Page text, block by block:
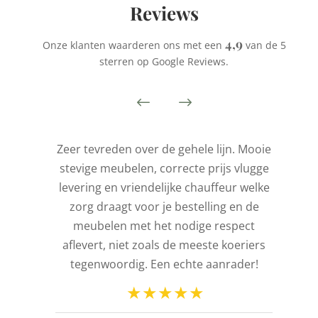
Reviews
Onze klanten waarderen ons met een 4,9van de 5
sterren op Google Reviews.
Zeer tevreden over de gehele lijn. Mooie
stevige meubelen, correcte prijs vlugge
levering en vriendelijke chauffeur welke
zorg draagt voor je bestelling en de
meubelen met het nodige respect
aflevert, niet zoals de meeste koeriers
tegenwoordig. Een echte aanrader!